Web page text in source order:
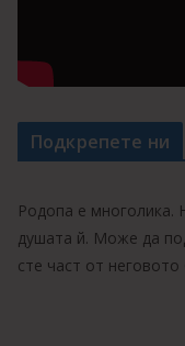
Подкрепете ни
Родопа е многолика.
душата й. Може да
сте част от